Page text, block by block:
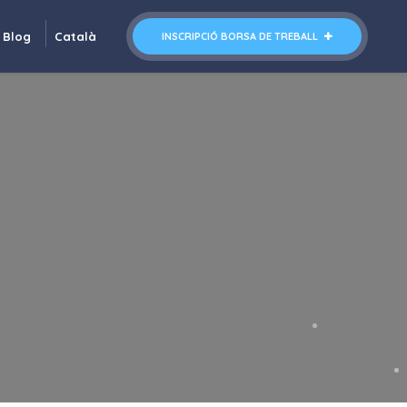
INSCRIPCIÓ BORSA DE TREBALL
Blog Català